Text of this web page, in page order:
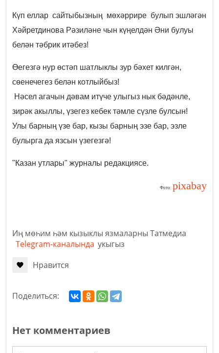
Күп еллар сайтыбызның мөхәррире булып эшләгән
Хәйретдинова Рәзиләне чын күңелдән Әни булуы
белән тәбрик итәбез!
Өегезгә нур өстәп шатлыклы зур бәхет килгән,
сөенечегез белән котлыйбыз!
Нәсел агачын дәвам итүче улыгыз нык бәдәнле,
зирәк акыллы, үзегез кебек тәмле сүзле булсын!
Улы барның үзе бар, кызы барның эзе бар, эзле
булырга да язсын үзегезгә!
"Казан утлары" журналы редакциясе.
Фото: pixabay
Иң мөһим һәм кызыклы язмаларны Татмедиа
Telegram-каналында укыгыз
Нравится
Поделиться:
Нет комментариев